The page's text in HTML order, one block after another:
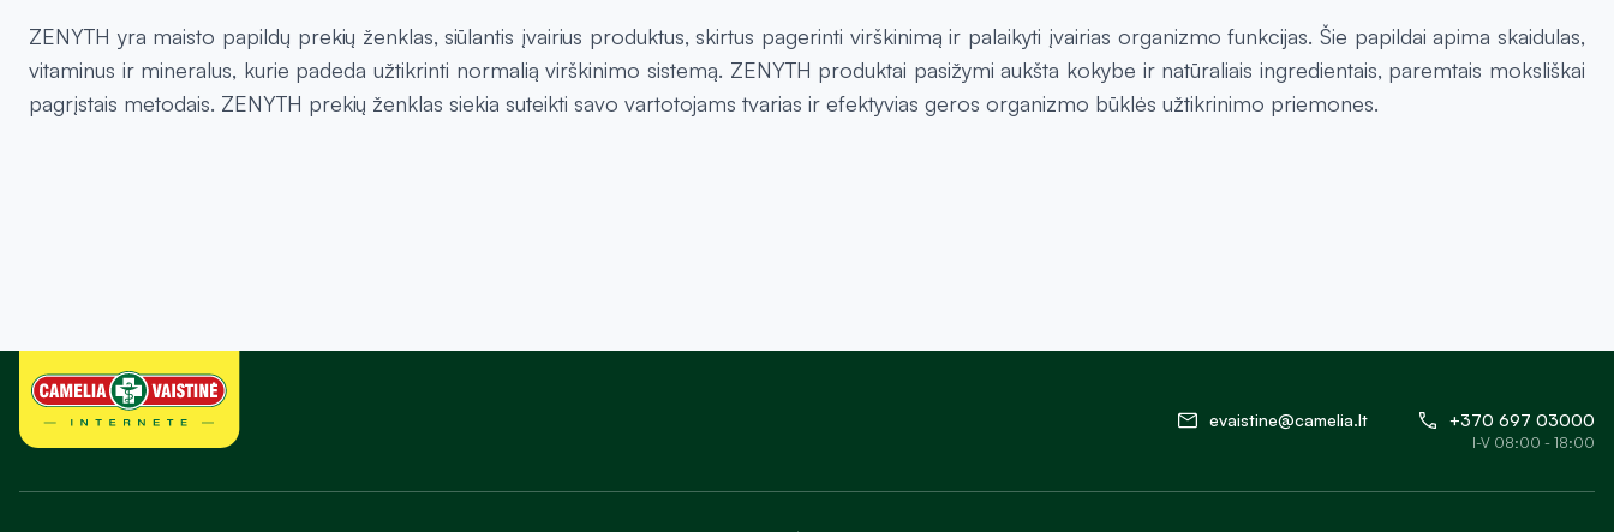
ZENYTH yra maisto papildų prekių ženklas, siūlantis įvairius produktus, skirtus pagerinti virškinimą ir palaikyti įvairias organizmo funkcijas. Šie papildai apima skaidulas,
vitaminus ir mineralus, kurie padeda užtikrinti normalią virškinimo sistemą. ZENYTH produktai pasižymi aukšta kokybe ir natūraliais ingredientais, paremtais moksliškai
pagrįstais metodais. ZENYTH prekių ženklas siekia suteikti savo vartotojams tvarias ir efektyvias geros organizmo būklės užtikrinimo priemones.
evaistine@camelia.lt +370 697 03000
I-V 08:00 - 18:00